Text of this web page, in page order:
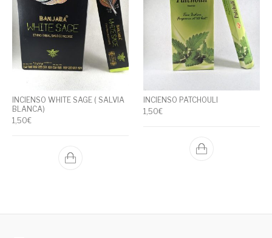
INCIENSO WHITE SAGE ( SALVIA
BLANCA)
1,50€
INCIENSO PATCHOULI
1,50€